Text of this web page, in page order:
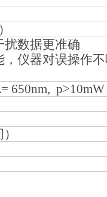
扰数据更准确
仪器对误操作
650nm, p>10mW